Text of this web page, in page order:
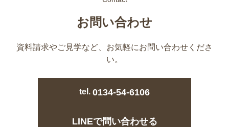
お問い合わせ
資料請求やご見学など、 お気軽にお問い合わせくださ
い。
tel. 0134-54-6106
LINEで問い合わせる